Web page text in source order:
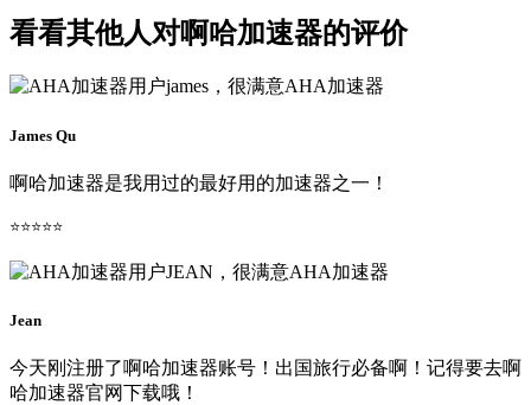
看看其他人对啊哈加速器的评价
James Qu
啊哈加速器是我用过的最好用的加速器之一！
⭐⭐⭐⭐⭐
Jean
今天刚注册了啊哈加速器账号！出国旅行必备啊！记得要去啊
哈加速器官网下载哦！